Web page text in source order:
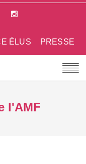
PRESSE
ÉLUS
l'AMF